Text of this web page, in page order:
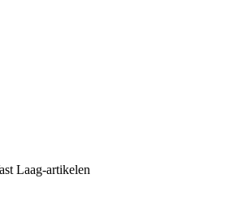
Laag-artikelen